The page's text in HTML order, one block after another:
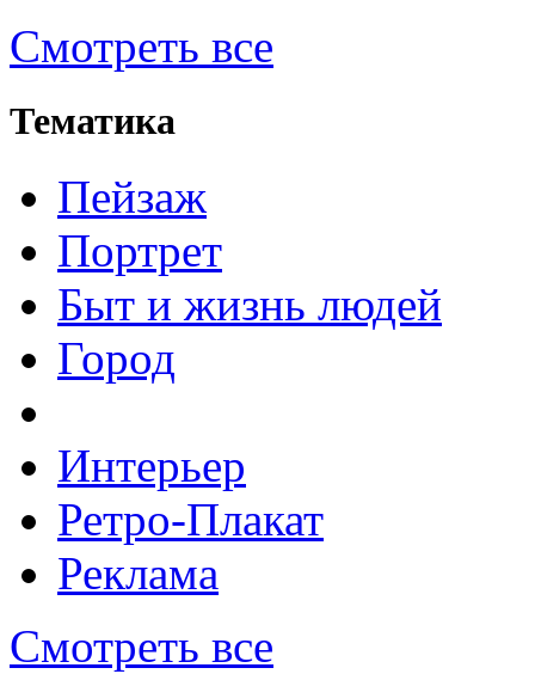
Смотреть все
Тематика
Пейзаж
Портрет
Быт и жизнь людей
Город
Интерьер
Ретро-Плакат
Реклама
Смотреть все